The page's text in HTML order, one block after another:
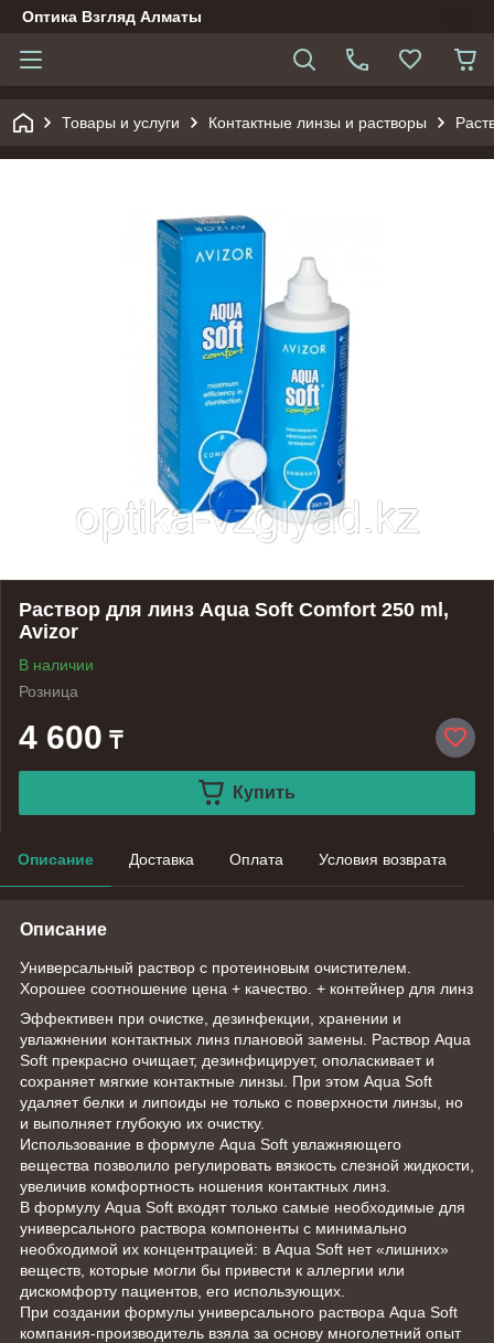
Оптика Взгляд Алматы
Товары и услуги Контактные линзы и растворы
Раствор для линз Aqua Soft Comfort 250 ml,
Avizor
В наличии
Розница
4 600 ₸
Купить
Описание Доставка Оплата Условия возврата
Описание
Универсальный раствор с протеиновым очистителем.
Хорошее соотношение цена + качество. + контейнер для линз
Эффективен при очистке, дезинфекции, хранении и
увлажнении контактных линз плановой замены. Раствор Aqua
Soft прекрасно очищает, дезинфицирует, ополаскивает и
сохраняет мягкие контактные линзы. При этом Aqua Soft
удаляет белки и липоиды не только с поверхности линзы, но
и выполняет глубокую их очистку.
Использование в формуле Aqua Soft увлажняющего
вещества позволило регулировать вязкость слезной жидкости,
увеличив комфортность ношения контактных линз.
В формулу Aqua Soft входят только самые необходимые для
универсального раствора компоненты с минимально
необходимой их концентрацией: в Aqua Soft нет «лишних»
веществ, которые могли бы привести к аллергии или
дискомфорту пациентов, его использующих.
При создании формулы универсального раствора Aqua Soft
компания-производитель взяла за основу многолетний опыт